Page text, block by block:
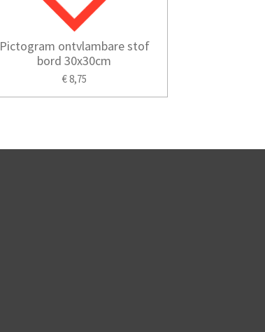
Pictogram ontvlambare stof
bord 30x30cm
€ 8,75